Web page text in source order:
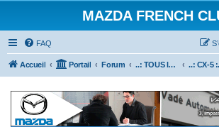
MAZDA FRENCH
FAQ
Accueil Portail Forum ..: TOUS les Véhicules MAZDA :.. ..: CX-5